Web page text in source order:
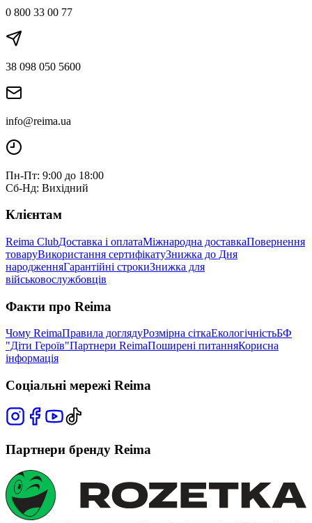
0 800 33 00 77
38 098 050 5600
info@reima.ua
Пн-Пт: 9:00 до 18:00
Сб-Нд: Вихідний
Клієнтам
Reima ClubДоставка і оплатаМіжнародна доставкаПовернення
товаруВикористання сертифікатуЗнижка до Дня
народженняГарантійні строкиЗнижка для
військовослужбовців
Факти про Reima
Чому ReimaПравила доглядуРозмірна сіткаЕкологічністьБФ
"Діти Героїв"Партнери ReimaПоширені питанняКорисна
інформація
Соціальні мережі Reima
Партнери бренду Reima